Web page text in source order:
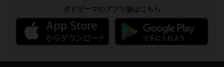
ボドゲーマのアプリ版はこちら